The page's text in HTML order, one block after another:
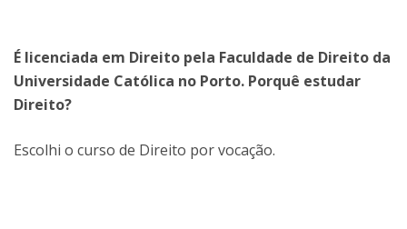
É licenciada em Direito pela Faculdade de Direito da
Universidade Católica no Porto. Porquê estudar
Direito?
Escolhi o curso de Direito por vocação.